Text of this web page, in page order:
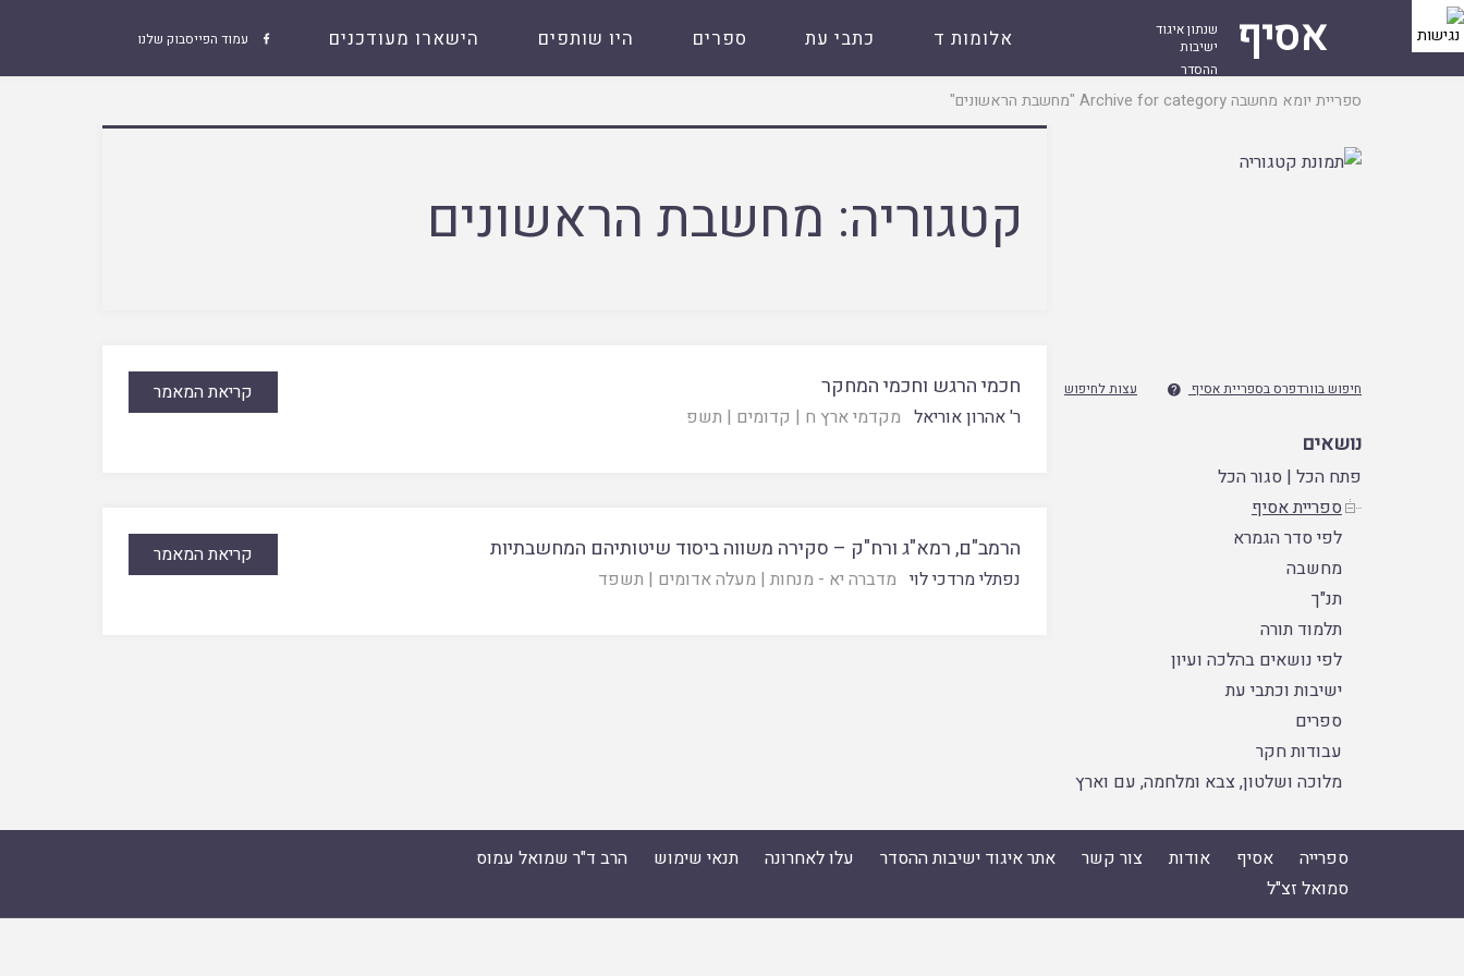
אסיף
שנתון איגוד
ישיבות
ההסדר
 עמוד הפייסבוק שלנו אלומות ד כתבי עת ספרים היו שותפים הישארו מעודכנים
עמוד
ספריית יומא מחשבה Archive for category "מחשבת הראשונים"
חיפוש בוורדפרס בספריית אסיף  עצות לחיפוש
נושאים
פתח הכל |סגור הכל
ספריית אסיף
לפי סדר הגמרא
מחשבה
תנ"ך
תלמוד תורה
לפי נושאים בהלכה ועיון
ישיבות וכתבי עת
ספרים
עבודות חקר
מלוכה ושלטון, צבא ומלחמה, עם וארץ
קטגוריה: מחשבת הראשונים
חכמי הרגש וחכמי המחקר
ר' אהרון אוריאל מקדמי ארץ ח | קדומים | תשפ
קריאת המאמר
הרמב"ם, רמא"ג ורח"ק – סקירה משווה ביסוד שיטותיהם המחשבתיות
נפתלי מרדכי לוי מדברה יא - מנחות | מעלה אדומים | תשפד
קריאת המאמר
ספרייה אסיף אודות צור קשר אתר איגוד ישיבות ההסדר עלו לאחרונה תנאי שימוש
הרב ד"ר שמואל עמוס
סמואל זצ"ל